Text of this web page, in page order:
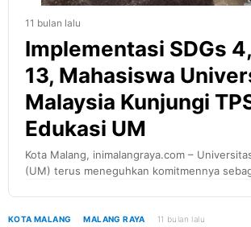
11 bulan lalu
Implementasi SDGs
13, Mahasiswa
Malaysia Kunjungi
Edukasi UM
Kota Malang, inimalangraya.com –
(UM) terus meneguhkan komitmennya
dari Universiti Sains Malaysia (USM).
KOTA MALANG MALANG RAYA 11 bulan lalu